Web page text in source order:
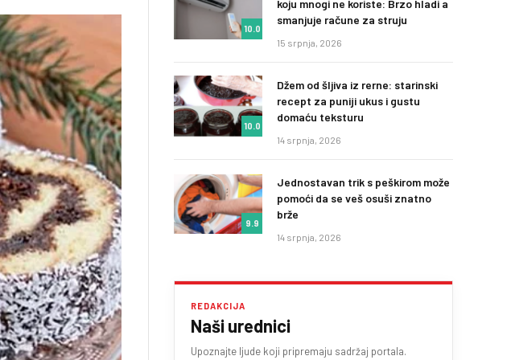
10.0
koju mnogi ne koriste: Brzo hladi a
smanjuje račune za struju
15 srpnja, 2026
10.0
Džem od šljiva iz rerne: starinski
recept za puniji ukus i gustu
domaću teksturu
14 srpnja, 2026
9.9
Jednostavan trik s peškirom može
pomoći da se veš osuši znatno
brže
14 srpnja, 2026
REDAKCIJA
Naši urednici
Upoznajte ljude koji pripremaju sadržaj portala.